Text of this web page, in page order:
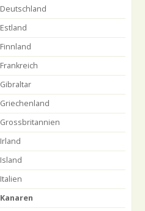
Deutschland
Estland
Finnland
Frankreich
Gibraltar
Griechenland
Grossbritannien
Irland
Island
Italien
Kanaren